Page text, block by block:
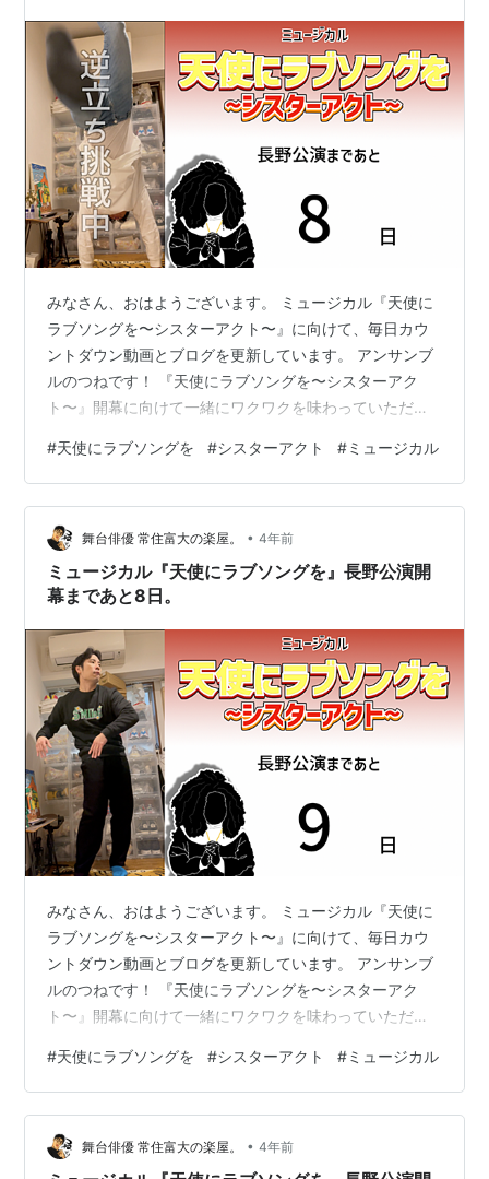
みなさん、おはようございます。 ミュージカル『天使に
ラブソングを〜シスターアクト〜』に向けて、毎日カウ
ントダウン動画とブログを更新しています。 アンサンブ
ルのつねです！ 『天使にラブソングを〜シスターアク
ト〜』開幕に向けて一緒にワクワクを味わっていただけ
いきますね。 スポンサーリンク 2023.1.13の振り返り。
まとめ 2023.1.13の振り返り。 www.youtube.com 昨日
の動画をまだ見ていない方はこちらからどうぞ！ 昨日も
3日連続の打ち合わせに行っていてようやくひと段落。
帰ってきて久しぶりに動画内で逆立ちをしてみようと
思…
#天使にラブソングを #シスターアクト #ミュージカル
舞台俳優 常住富大の楽屋。 • 4年前
ミュージカル『天使にラブソングを』長野公演開
幕まであと8日。
みなさん、おはようございます。 ミュージカル『天使に
ラブソングを〜シスターアクト〜』に向けて、毎日カウ
ントダウン動画とブログを更新しています。 アンサンブ
ルのつねです！ 『天使にラブソングを〜シスターアク
ト〜』開幕に向けて一緒にワクワクを味わっていただけ
いきますね。 スポンサーリンク 2023.1.12の振り返り。
昨日の自重トレメニュー まとめ 2023.1.12の振り返り。
www.youtube.com 昨日の動画をまだ見ていない方はこ
ちらからどうぞ！ 昨日も打ち合わせからの作業をずっと
する1日でした。 長野公演までこれだけ期間が空いて…
#天使にラブソングを #シスターアクト #ミュージカル
舞台俳優 常住富大の楽屋。 • 4年前